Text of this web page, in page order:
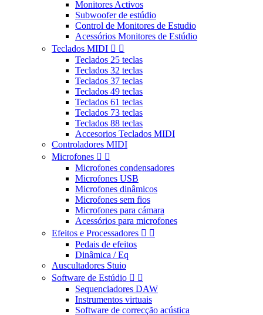
Monitores Activos
Subwoofer de estúdio
Control de Monitores de Estudio
Acessórios Monitores de Estúdio
Teclados MIDI  
Teclados 25 teclas
Teclados 32 teclas
Teclados 37 teclas
Teclados 49 teclas
Teclados 61 teclas
Teclados 73 teclas
Teclados 88 teclas
Accesorios Teclados MIDI
Controladores MIDI
Microfones  
Microfones condensadores
Microfones USB
Microfones dinâmicos
Microfones sem fios
Microfones para cámara
Acessórios para microfones
Efeitos e Processadores  
Pedais de efeitos
Dinâmica / Eq
Auscultadores Stuio
Software de Estúdio  
Sequenciadores DAW
Instrumentos virtuais
Software de correcção acústica